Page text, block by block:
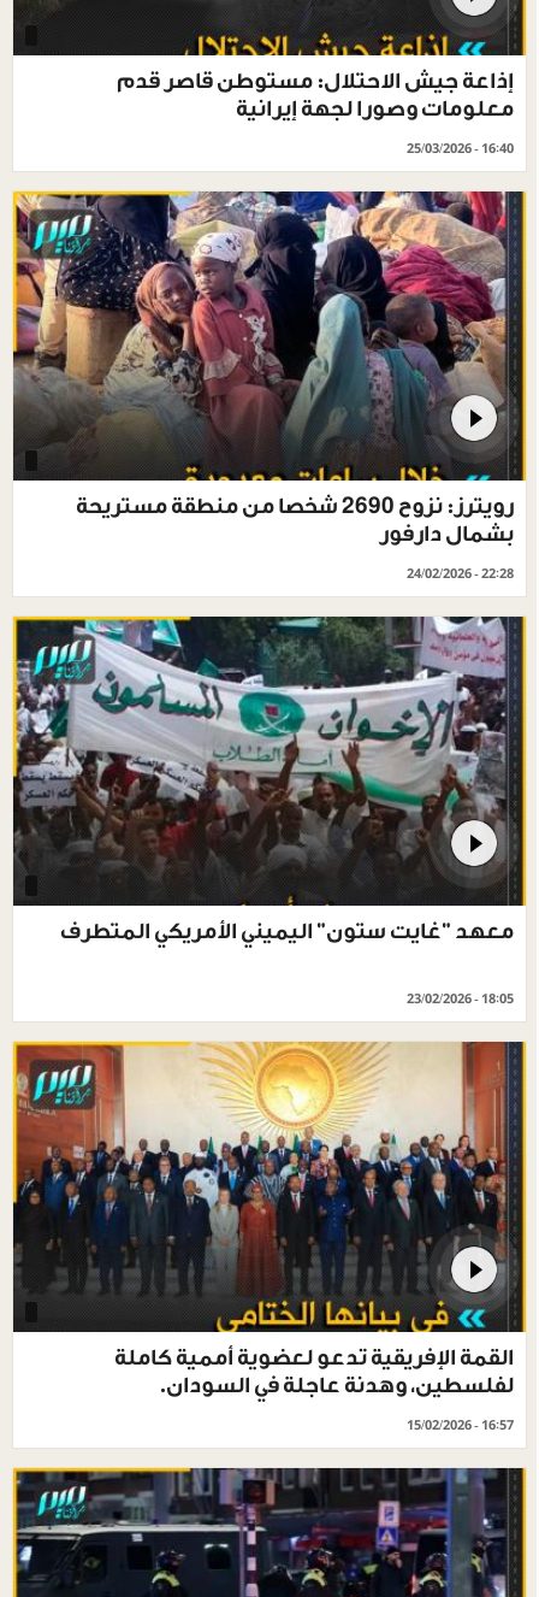
إذاعة جيش الاحتلال: مستوطن قاصر قدم
معلومات وصورا لجهة إيرانية
25/03/2026 - 16:40
رويترز: نزوح 2690 شخصا من منطقة مستريحة
بشمال دارفور
24/02/2026 - 22:28
معهد "غايت ستون" اليميني الأمريكي المتطرف
23/02/2026 - 18:05
القمة الإفريقية تدعو لعضوية أممية كاملة
لفلسطين، وهدنة عاجلة في السودان.
15/02/2026 - 16:57